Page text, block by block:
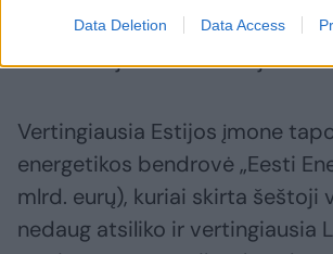
Data Deletion Data Access
biržoje) vertė – 2,2 mlrd. eurų –
remiantis jos kaina biržoje.
Vertingiausia Estijos įmone
energetikos bendrovė „Eesti
mlrd. eurų), kuriai skirta šeštoji
nedaug atsiliko ir vertingiausia